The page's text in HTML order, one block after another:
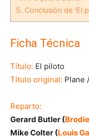
5. Conclusión de 'El
Ficha Técnica
Título: El piloto
Título original: Plane
Reparto:
Gerard Butler (
Mike Colter (Louis